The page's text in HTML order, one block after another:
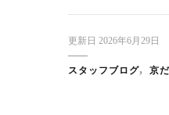
更新日 2026年6月29日
スタッフブログ 京
スタッフブログ
東京・大創業祭